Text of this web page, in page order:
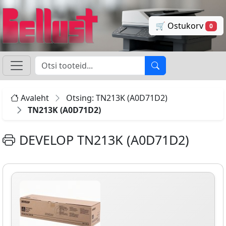
🛒 Ostukorv 0
Avaleht
Otsing: TN213K (A0D71D2)
TN213K (A0D71D2)
DEVELOP TN213K (A0D71D2)